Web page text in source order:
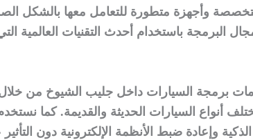
وأجهزة متطورة للتعامل معها بالشكل
البرمجة باستخدام أحدث التقنيات العالمية
برمجة السيارات داخل جليب الشيوخ من
أنواع السيارات الحديثة والقديمة. كما
وإعادة ضبط الأنظمة الإلكترونية دون التأثير